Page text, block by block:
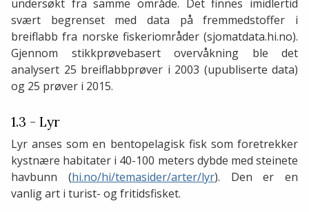
undersøkt fra samme område. Det finnes imidlertid
svært begrenset med data på fremmedstoffer i
breiflabb fra norske fiskeriområder (sjomatdata.hi.no).
Gjennom stikkprøvebasert overvåkning ble det
analysert 25 breiflabbprøver i 2003 (upubliserte data)
og 25 prøver i 2015.
1.3 - Lyr
Lyr anses som en bentopelagisk fisk som foretrekker
kystnære habitater i 40-100 meters dybde med steinete
havbunn (hi.no/hi/temasider/arter/lyr). Den er en
vanlig art i turist- og fritidsfisket.